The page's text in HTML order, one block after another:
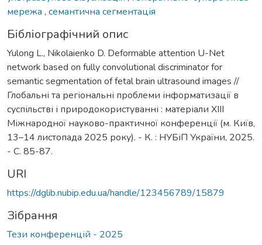
мережа , семантична сегментація
Бібліографічний опис
Yulong L., Nikolaienko D. Deformable attention U-Net
network based on fully convolutional discriminator for
semantic segmentation of fetal brain ultrasound images //
Глобальні та регіональні проблеми інформатизації в
суспільстві і природокористуванні : матеріали XIІІ
Міжнародної науково-практичної конференції (м. Київ,
13–14 листопада 2025 року). - К. : НУБіП України, 2025.
- С. 85-87.
URI
https://dglib.nubip.edu.ua/handle/123456789/15879
Зібрання
Тези конференцій - 2025